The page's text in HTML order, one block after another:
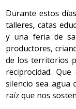
Durante estos
talleres, catas
y una feria de
productores,
de los territorios
reciprocidad.
silencio sea agua
raíz que nos